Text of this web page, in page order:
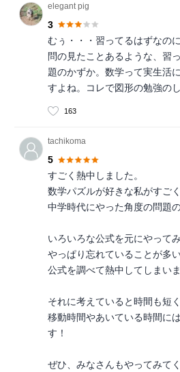
elegant pig
3
むぅ・・・習ってるはずなの
問の見たことあるような、習
題のかずか。数学って実生活
すよね。コレで図形の勉強の
163
tachikoma
5
すごく熱中しました。
数学パズルが好きな私がすご
中学時代にやった角度の問題
いろいろな公式を元にやって
やっぱり忘れていることが多
公式を調べて熱中してしまいま
それに考えていると時間も短
移動時間やあいている時間に
す！
ぜひ、みなさんもやってみて